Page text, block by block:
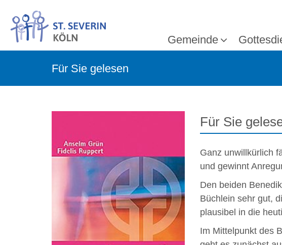
Gemeinde
Für Sie gelesen
Für Sie
Ganz unwillkürlich
und gewinnt
Den beiden
Büchlein sehr gut,
plausibel in die
Im Mittelpunkt des